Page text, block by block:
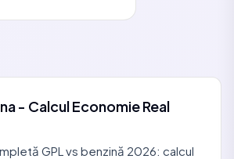
- Calcul Economie Real
GPL vs benzină 2026: calcul